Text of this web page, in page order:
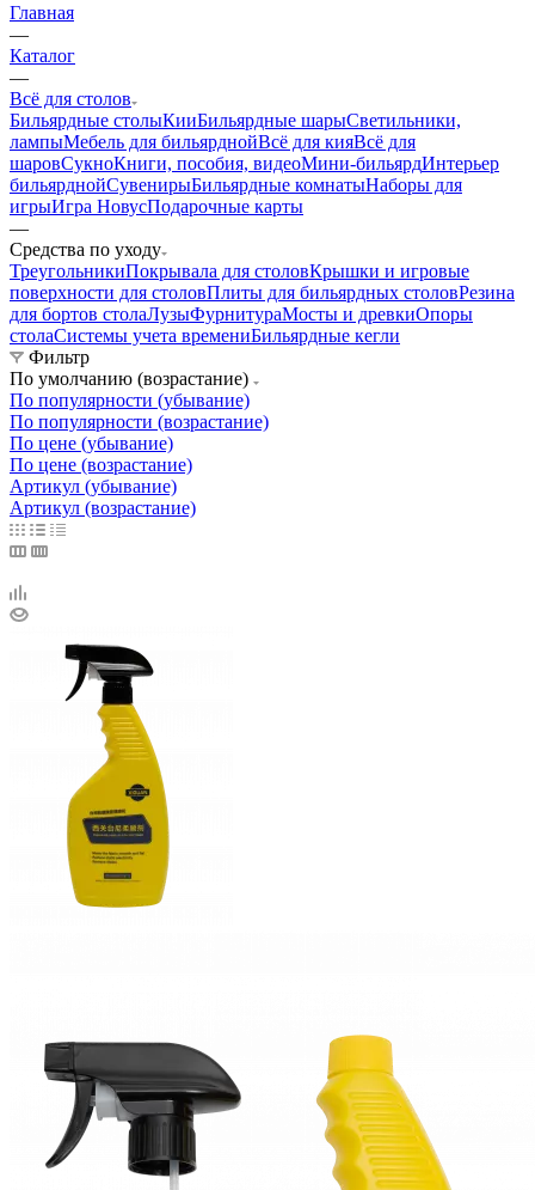
Главная
—
Каталог
—
Всё для столов
Бильярдные столыКииБильярдные шарыСветильники,
лампыМебель для бильярднойВсё для кияВсё для
шаровСукноКниги, пособия, видеоМини-бильярдИнтерьер
бильярднойСувенирыБильярдные комнатыНаборы для
игрыИгра НовусПодарочные карты
—
Средства по уходу
ТреугольникиПокрывала для столовКрышки и игровые
поверхности для столовПлиты для бильярдных столовРезина
для бортов столаЛузыФурнитураМосты и древкиОпоры
столаСистемы учета времениБильярдные кегли
Фильтр
По умолчанию (возрастание)
По популярности (убывание)
По популярности (возрастание)
По цене (убывание)
По цене (возрастание)
Артикул (убывание)
Артикул (возрастание)